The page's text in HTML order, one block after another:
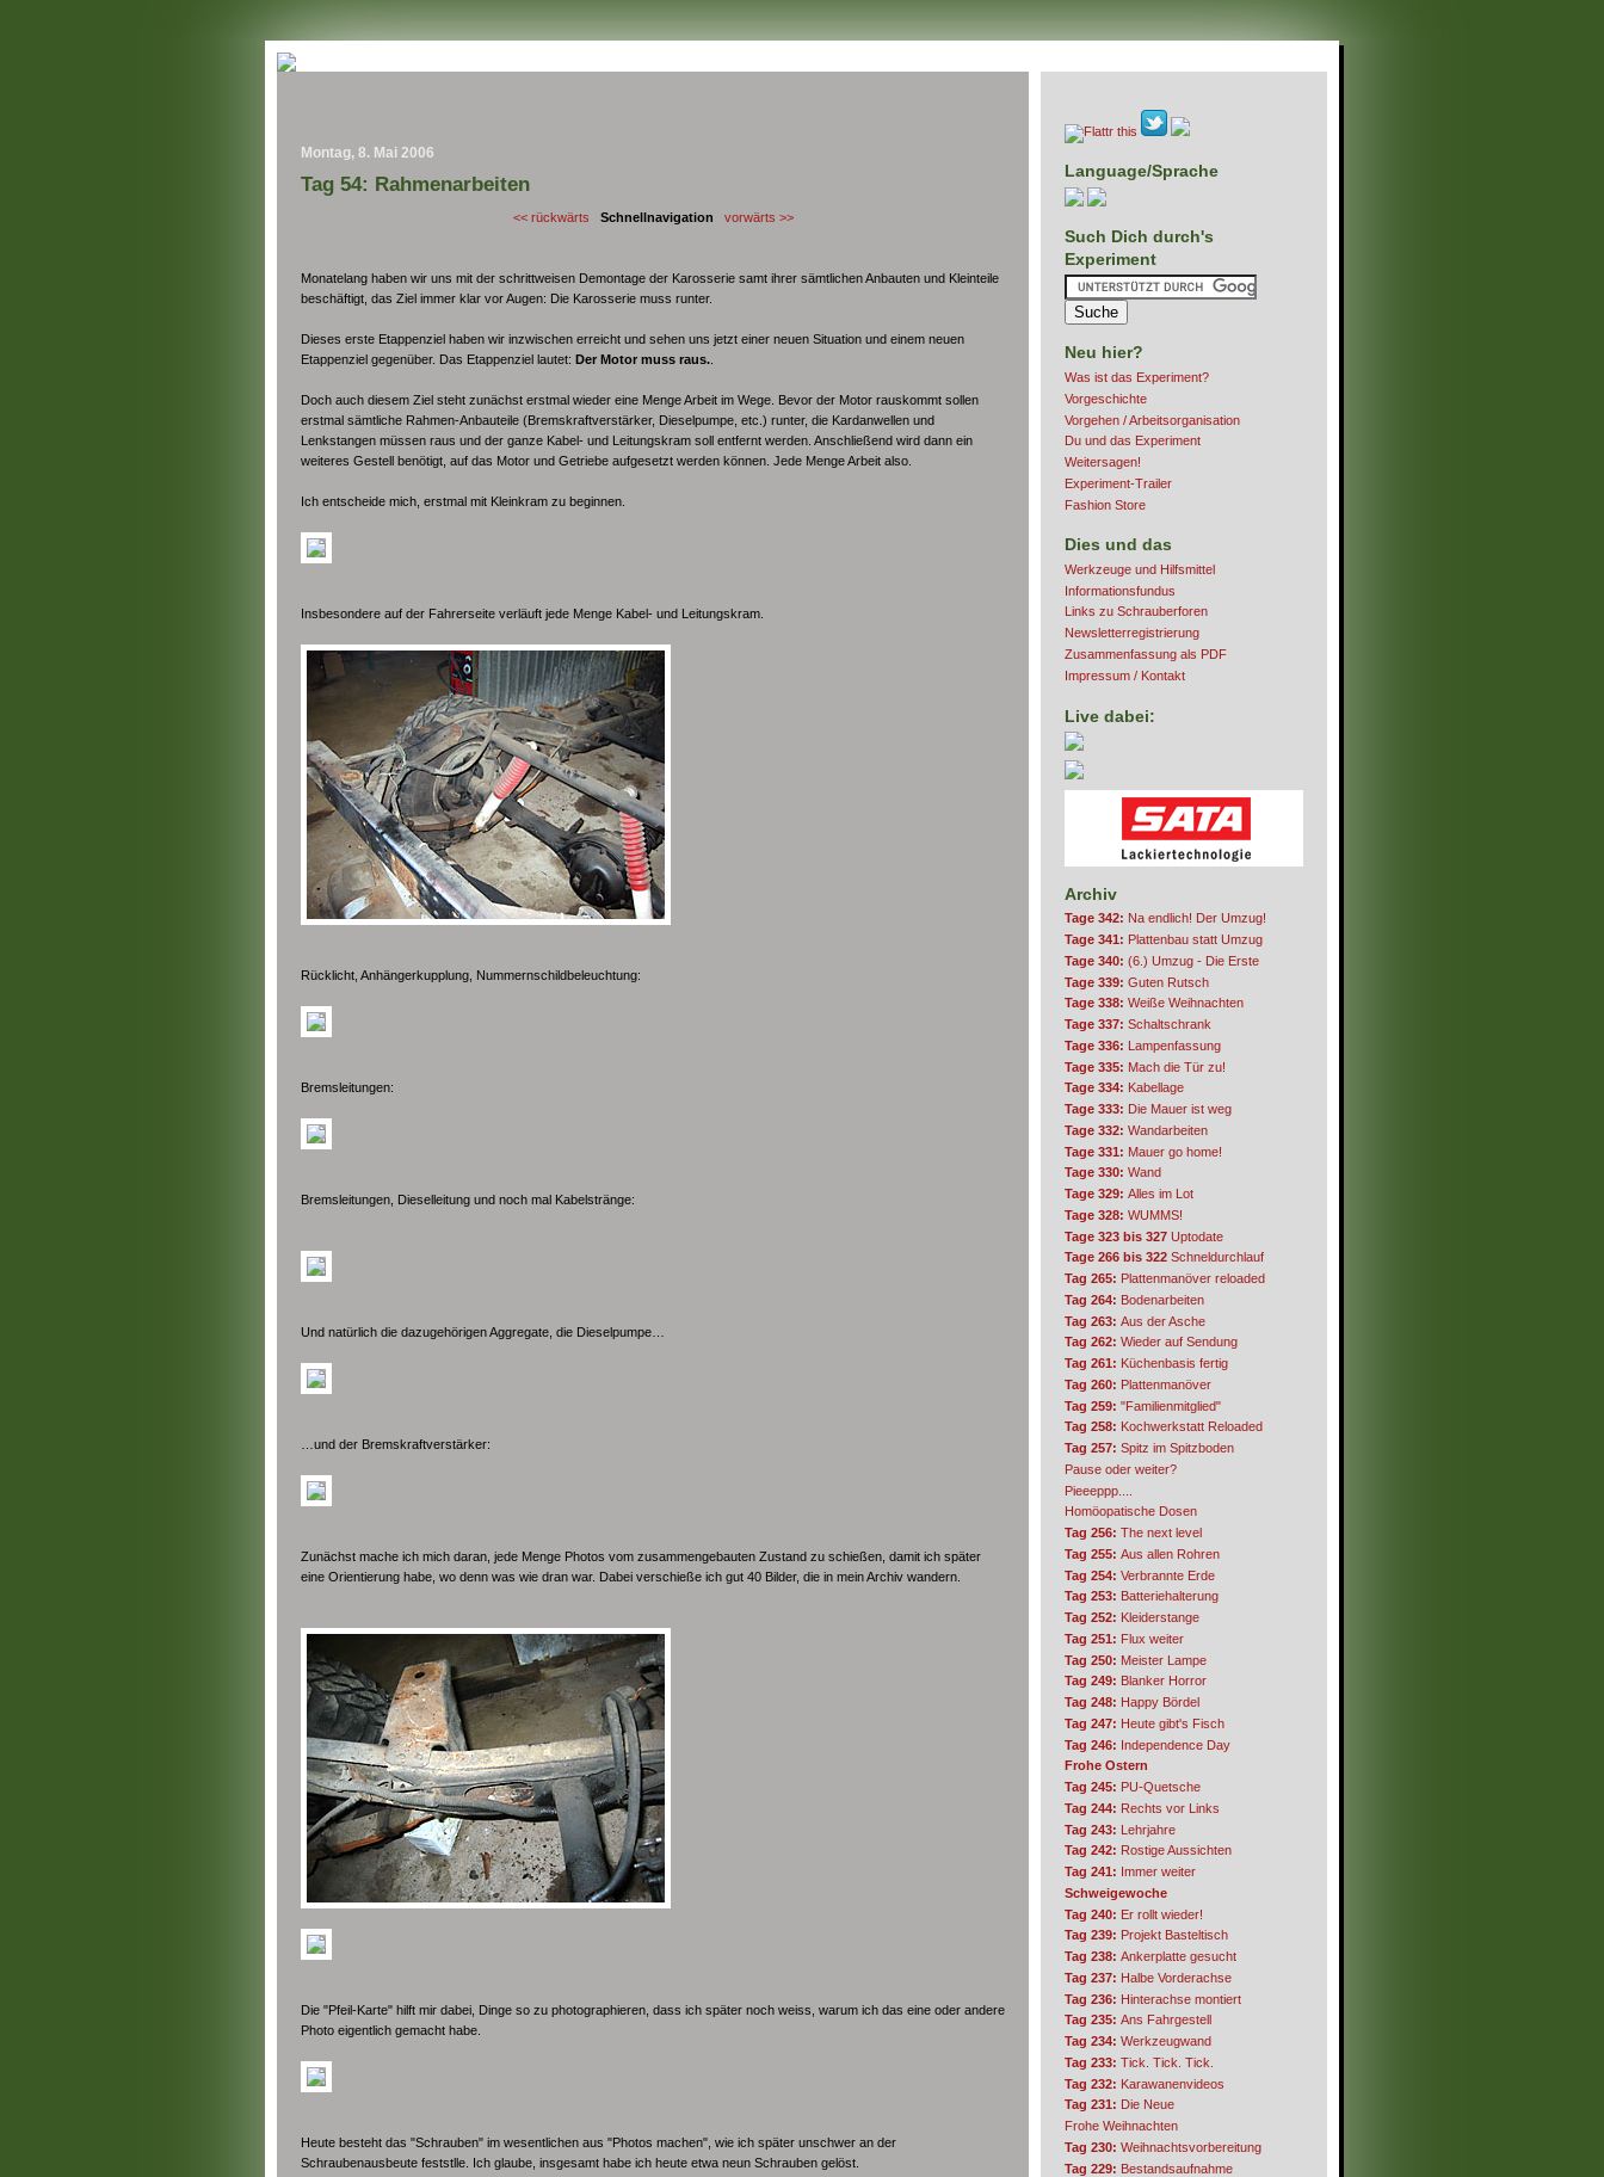
Montag, 8. Mai 2006
Tag 54: Rahmenarbeiten
<< rückwärts Schnellnavigation vorwärts >>
Monatelang haben wir uns mit der schrittweisen Demontage der Karosserie samt ihrer sämtlichen Anbauten und Kleinteile
beschäftigt, das Ziel immer klar vor Augen: Die Karosserie muss runter.
Dieses erste Etappenziel haben wir inzwischen erreicht und sehen uns jetzt einer neuen Situation und einem neuen
Etappenziel gegenüber. Das Etappenziel lautet: Der Motor muss raus.
Doch auch diesem Ziel steht zunächst erstmal wieder eine Menge Arbeit im Wege. Bevor der Motor rauskommt sollen
erstmal sämtliche Rahmen-Anbauteile (Bremskraftverstärker, Dieselpumpe, etc.) runter, die Kardanwellen und
Lenkstangen müssen raus und der ganze Kabel- und Leitungskram soll entfernt werden. Anschließend wird dann ein
weiteres Gestell benötigt, auf das Motor und Getriebe aufgesetzt werden können. Jede Menge Arbeit also.
Ich entscheide mich, erstmal mit Kleinkram zu beginnen.
Insbesondere auf der Fahrerseite verläuft jede Menge Kabel- und Leitungskram.
Rücklicht, Anhängerkupplung, Nummernschildbeleuchtung:
Bremsleitungen:
Bremsleitungen, Dieselleitung und noch mal Kabelstränge:
Und natürlich die dazugehörigen Aggregate, die Dieselpumpe…
…und der Bremskraftverstärker:
Zunächst mache ich mich daran, jede Menge Photos vom zusammengebauten Zustand zu schießen, damit ich später
eine Orientierung habe, wo denn was wie dran war. Dabei verschieße ich gut 40 Bilder, die in mein Archiv wandern.
Die "Pfeil-Karte" hilft mir dabei, Dinge so zu photographieren, dass ich später noch weiss, warum ich das eine oder andere
Photo eigentlich gemacht habe.
Heute besteht das "Schrauben" im wesentlichen aus "Photos machen", wie ich später unschwer an der
Schraubenausbeute feststlle. Ich glaube, insgesamt habe ich heute etwa neun Schrauben gelöst.
Language/Sprache
Such Dich durch's
Experiment
Neu hier?
Was ist das Experiment?
Vorgeschichte
Vorgehen / Arbeitsorganisation
Du und das Experiment
Weitersagen!
Experiment-Trailer
Fashion Store
Dies und das
Werkzeuge und Hilfsmittel
Informationsfundus
Links zu Schrauberforen
Newsletterregistrierung
Zusammenfassung als PDF
Impressum / Kontakt
Live dabei:
Archiv
Tage 342: Na endlich! Der Umzug!
Tage 341: Plattenbau statt Umzug
Tage 340: (6.) Umzug - Die Erste
Tage 339: Guten Rutsch
Tage 338: Weiße Weihnachten
Tage 337: Schaltschrank
Tage 336: Lampenfassung
Tage 335: Mach die Tür zu!
Tage 334: Kabellage
Tage 333: Die Mauer ist weg
Tage 332: Wandarbeiten
Tage 331: Mauer go home!
Tage 330: Wand
Tage 329: Alles im Lot
Tage 328: WUMMS!
Tage 323 bis 327 Uptodate
Tage 266 bis 322 Schneldurchlauf
Tag 265: Plattenmanöver reloaded
Tag 264: Bodenarbeiten
Tag 263: Aus der Asche
Tag 262: Wieder auf Sendung
Tag 261: Küchenbasis fertig
Tag 260: Plattenmanöver
Tag 259: "Familienmitglied"
Tag 258: Kochwerkstatt Reloaded
Tag 257: Spitz im Spitzboden
Pause oder weiter?
Pieeeppp....
Homöopatische Dosen
Tag 256: The next level
Tag 255: Aus allen Rohren
Tag 254: Verbrannte Erde
Tag 253: Batteriehalterung
Tag 252: Kleiderstange
Tag 251: Flux weiter
Tag 250: Meister Lampe
Tag 249: Blanker Horror
Tag 248: Happy Bördel
Tag 247: Heute gibt's Fisch
Tag 246: Independence Day
Frohe Ostern
Tag 245: PU-Quetsche
Tag 244: Rechts vor Links
Tag 243: Lehrjahre
Tag 242: Rostige Aussichten
Tag 241: Immer weiter
Schweigewoche
Tag 240: Er rollt wieder!
Tag 239: Projekt Basteltisch
Tag 238: Ankerplatte gesucht
Tag 237: Halbe Vorderachse
Tag 236: Hinterachse montiert
Tag 235: Ans Fahrgestell
Tag 234: Werkzeugwand
Tag 233: Tick. Tick. Tick.
Tag 232: Karawanenvideos
Tag 231: Die Neue
Frohe Weihnachten
Tag 230: Weihnachtsvorbereitung
Tag 229: Bestandsaufnahme